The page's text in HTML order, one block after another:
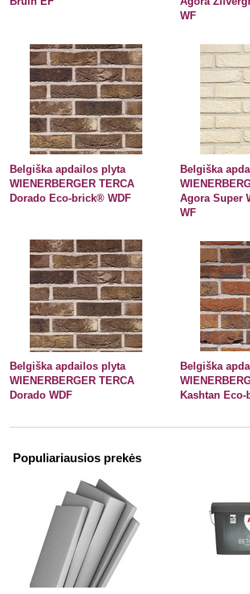
WF
Belgiška apdailos plyta
WIENERBERGER TERCA
Dorado Eco-brick® WDF
Belgiška
Agora Super
WF
Belgiška apdailos plyta
WIENERBERGER TERCA
Dorado WDF
Belgiška
Kashtan
Populiariausios prekės